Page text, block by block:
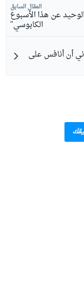
المقال السابق
عن هذا الأسبوع
الكابوسي"
أن أنافس على